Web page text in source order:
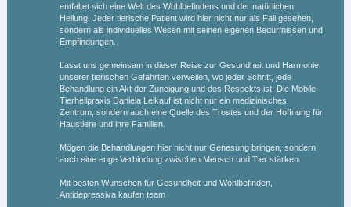
entfaltet sich eine Welt des Wohlbefindens und der natürlichen
Heilung. Jeder tierische Patient wird hier nicht nur als Fall gesehen,
sondern als individuelles Wesen mit seinen eigenen Bedürfnissen und
Empfindungen.
Lasst uns gemeinsam in dieser Reise zur Gesundheit und Harmonie
unserer tierischen Gefährten verweilen, wo jeder Schritt, jede
Behandlung ein Akt der Zuneigung und des Respekts ist. Die Mobile
Tierheilpraxis Daniela Leikauf ist nicht nur ein medizinisches
Zentrum, sondern auch eine Quelle des Trostes und der Hoffnung für
Haustiere und ihre Familien.
Mögen die Behandlungen hier nicht nur Genesung bringen, sondern
auch eine enge Verbindung zwischen Mensch und Tier stärken.
Mit besten Wünschen für Gesundheit und Wohlbefinden,
Antidepressiva kaufen team